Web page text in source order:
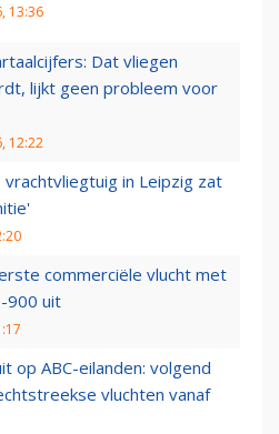
13:36
Dat vliegen
lijkt geen probleem voor
12:22
vrachtvliegtuig in Leipzig zat
commerciële vlucht met
900 uit
op ABC-eilanden: volgend
vluchten vanaf